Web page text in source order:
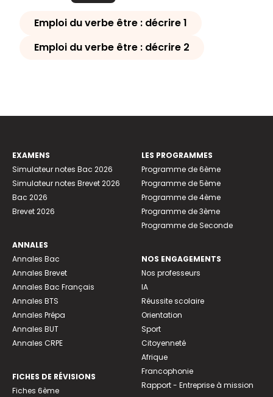
Emploi du verbe être : décrire 1
Emploi du verbe être : décrire 2
EXAMENS
Simulateur notes Bac 2026
Simulateur notes Brevet 2026
Bac 2026
Brevet 2026
ANNALES
Annales Bac
Annales Brevet
Annales Bac Français
Annales BTS
Annales Prépa
Annales BUT
Annales CRPE
FICHES DE RÉVISIONS
Fiches 6ème
LES PROGRAMMES
Programme de 6ème
Programme de 5ème
Programme de 4ème
Programme de 3ème
Programme de Seconde
NOS ENGAGEMENTS
Nos professeurs
IA
Réussite scolaire
Orientation
Sport
Citoyenneté
Afrique
Francophonie
Rapport - Entreprise à mission